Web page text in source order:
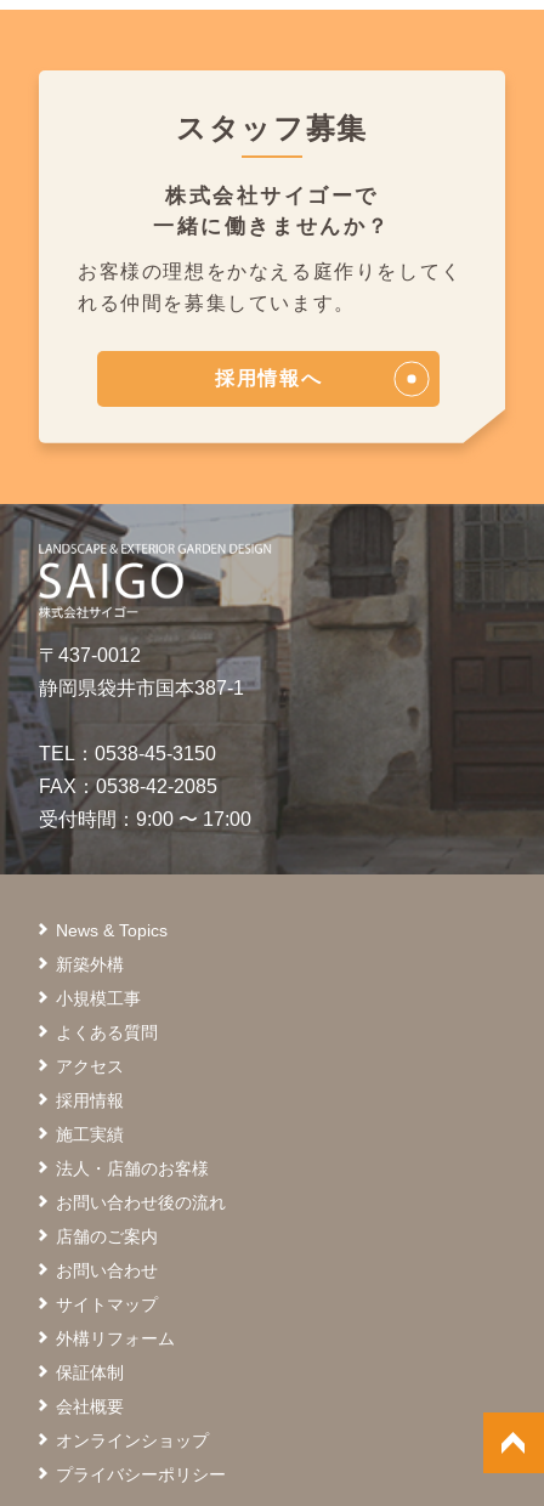
スタッフ募集
株式会社サイゴーで
一緒に働きませんか？
お客様の理想をかなえる庭作りを してく
れる仲間を募集しています。
採用情報へ
〒437-0012
静岡県袋井市国本387-1
TEL：0538-45-3150
FAX：0538-42-2085
受付時間：9:00 〜 17:00
News & Topics
新築外構
小規模工事
よくある質問
アクセス
採用情報
施工実績
法人・店舗のお客様
お問い合わせ後の流れ
店舗のご案内
お問い合わせ
サイトマップ
外構リフォーム
保証体制
会社概要
オンラインショップ
プライバシーポリシー